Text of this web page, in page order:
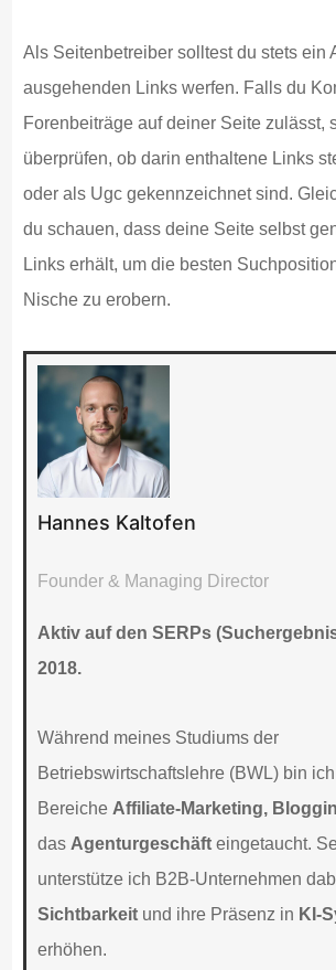
Als Seitenbetreiber solltest du stets ein
ausgehenden Links werfen. Falls du
Forenbeiträge auf deiner Seite zulässt,
überprüfen, ob darin enthaltene Links
oder als Ugc gekennzeichnet sind.
du schauen, dass deine Seite selbst
Links erhält, um die besten
Nische zu erobern.
Hannes Kaltofen
Founder & Managing Director
Aktiv auf den SERPs
2018.
Während meines Studiums der
Betriebswirtschaftslehre (BWL) bin
Bereiche Affiliate-Marketing,
das Agenturgeschäft eingetaucht.
unterstütze ich B2B-Unternehmen
Sichtbarkeit und ihre Präsenz in KI-
erhöhen.